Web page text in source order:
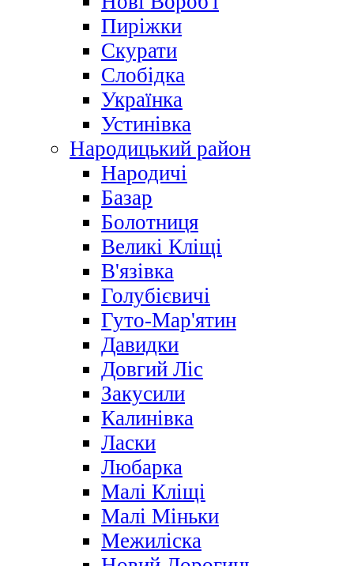
Пиріжки
Скурати
Слобідка
Українка
Устинівка
Народицький район
Народичі
Базар
Болотниця
Великі Кліщі
В'язівка
Голубієвичі
Гуто-Мар'ятин
Давидки
Довгий Ліс
Закусили
Калинівка
Ласки
Любарка
Малі Кліщі
Малі Міньки
Межиліска